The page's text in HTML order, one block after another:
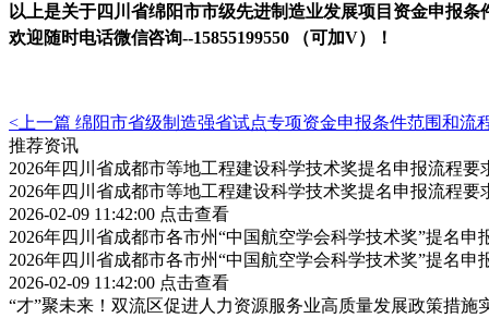
以上是关于四川省绵阳市市级先进制造业发展项目资金申报条
欢迎随时电话微信咨询--15855199550 （可加V）！
<上一篇 绵阳市省级制造强省试点专项资金申报条件范围和流
推荐资讯
2026年四川省成都市等地工程建设科学技术奖提名申报流程
2026年四川省成都市等地工程建设科学技术奖提名申报流程
2026-02-09 11:42:00 点击查看
2026年四川省成都市各市州“中国航空学会科学技术奖”提名申
2026年四川省成都市各市州“中国航空学会科学技术奖”提名申
2026-02-09 11:42:00 点击查看
“才”聚未来！双流区促进人力资源服务业高质量发展政策措施